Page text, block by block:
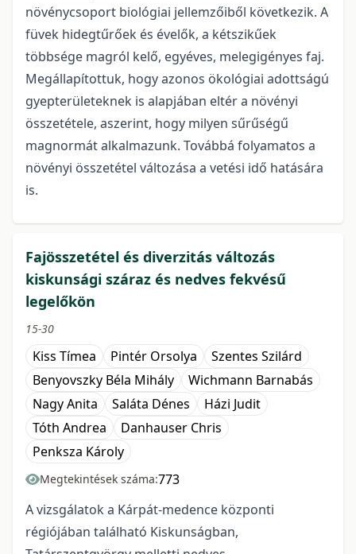
növénycsoport biológiai jellemzőiből következik. A
füvek hidegtűrőek és évelők, a kétszikűek
többsége magról kelő, egyéves, melegigényes faj.
Megállapítottuk, hogy azonos ökológiai adottságú
gyepterületeknek is alapjában eltér a növényi
összetétele, aszerint, hogy milyen sűrűségű
magnormát alkalmazunk. Továbbá folyamatos a
növényi összetétel változása a vetési idő hatására
is.
Fajösszetétel és diverzitás változás
kiskunsági száraz és nedves fekvésű
legelőkön
15-30
Kiss Tímea Pintér Orsolya
Szentes Szilárd
Benyovszky Béla Mihály
Wichmann Barnabás
Nagy Anita
Saláta Dénes
Házi Judit
Tóth Andrea
Danhauser Chris
Penksza Károly
Megtekintések száma:773
A vizsgálatok a Kárpát-medence központi
régiójában található Kiskunságban,